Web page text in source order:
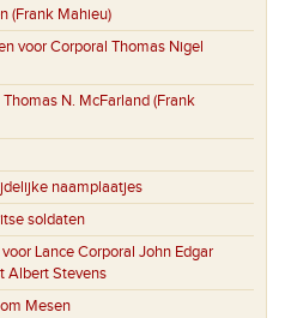
(Frank Mahieu)
voor Corporal Thomas Nigel
N. McFarland (Frank
naamplaatjes
soldaten
Lance Corporal John Edgar
Albert Stevens
Mesen